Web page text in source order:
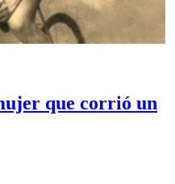
que corrió un